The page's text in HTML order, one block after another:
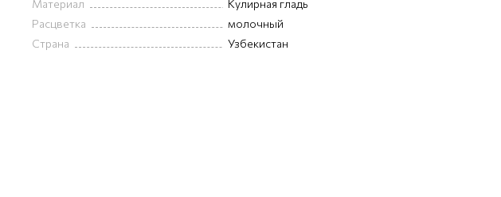
Материал
Кулирная гладь
Расцветка
молочный
Страна
Узбекистан